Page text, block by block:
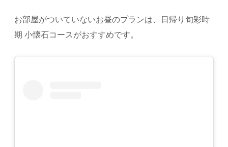
お部屋がついていないお昼のプランは、日帰り旬彩時
期 小懐石コースがおすすめです。